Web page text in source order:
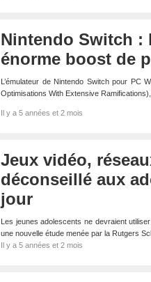
Nintendo Switch :
énorme boost de
L’émulateur de Nintendo Switch pour PC
Optimisations With Extensive
Il y a 5 années et 2 mois
Jeux vidéo,
déconseillé aux
jour
Les jeunes adolescents ne devraient
une nouvelle étude menée par la Rutgers
Il y a 5 années et 2 mois